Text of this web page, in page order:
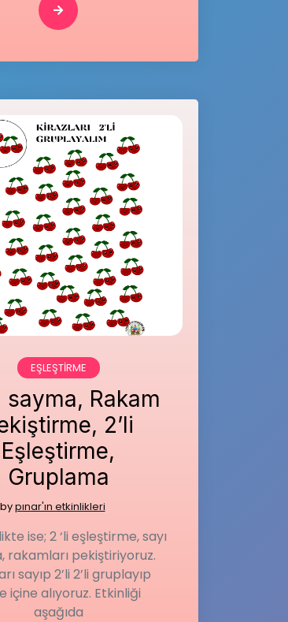
EŞLEŞTIRME
sayma, Rakam
2’li
Eşleştirme,
Gruplama
bypınar'ın etkinlikleri
ise; 2 ‘li eşleştirme, sayı
rakamları pekiştiriyoruz.
sayıp 2’li 2’li gruplayıp
içine alıyoruz. Etkinliği
aşağıda